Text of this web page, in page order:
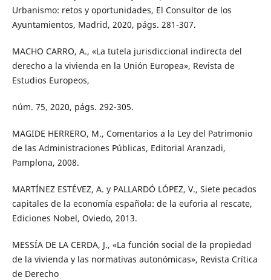
Urbanismo: retos y oportunidades, El Consultor de los
Ayuntamientos, Madrid, 2020, págs. 281-307.
MACHO CARRO, A., «La tutela jurisdiccional indirecta del
derecho a la vivienda en la Unión Europea», Revista de
Estudios Europeos,
núm. 75, 2020, págs. 292-305.
MAGIDE HERRERO, M., Comentarios a la Ley del Patrimonio
de las Administraciones Públicas, Editorial Aranzadi,
Pamplona, 2008.
MARTÍNEZ ESTÉVEZ, A. y PALLARDÓ LÓPEZ, V., Siete pecados
capitales de la economía española: de la euforia al rescate,
Ediciones Nobel, Oviedo, 2013.
MESSÍA DE LA CERDA, J., «La función social de la propiedad
de la vivienda y las normativas autonómicas», Revista Crítica
de Derecho